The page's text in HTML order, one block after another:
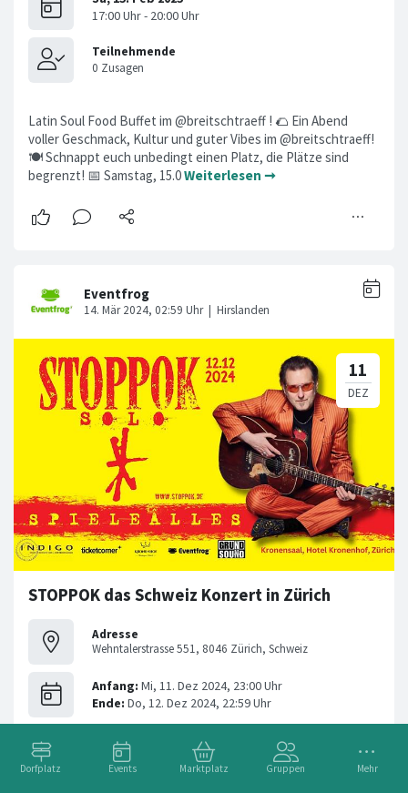
Dorfplatz Events Marktplatz Gruppen Mehr
Latin Soul Food Buffet im @breitschtraeff ! 🌮 Ein Abend
voller Geschmack, Kultur und guter Vibes im @breitschtraeff!
🍽️ Schnappt euch unbedingt einen Platz, die Plätze sind
begrenzt! 📅 Samstag, 15.0Weiterlesen ➞
STOPPOK das Schweiz Konzert in Zürich
Adresse
Wehntalerstrasse 551, 8046 Zürich, Schweiz